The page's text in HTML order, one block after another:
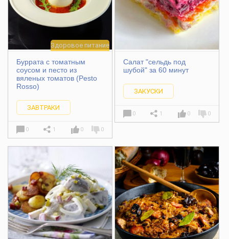
Здоровое питание
Буррата с томатным
соусом и песто из
вяленых томатов (Pesto
Rosso)
ЗАВТРАКИ
0 1 0 0
Салат "сельдь под
шубой" за 60 минут
ЗАКУСКИ
0 1 0 0